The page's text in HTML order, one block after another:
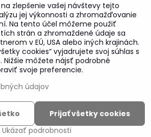
©2026
Copyright
Zásady ochrany osobných údajov
pomocou:BiznisWeb.sk
zlepšenie vašej návštevy tejto
jej výkonnosti a zhromažďovanie
Na tento účel môžeme použiť
strán a zhromaždené údaje sa
v EÚ, USA alebo iných krajinách.
cookies“ vyjadrujete svoj súhlas s
môžete nájsť podrobné
svoje preferencie.
údajov
Ukázať podrobnosti
Prijať všetky cookies